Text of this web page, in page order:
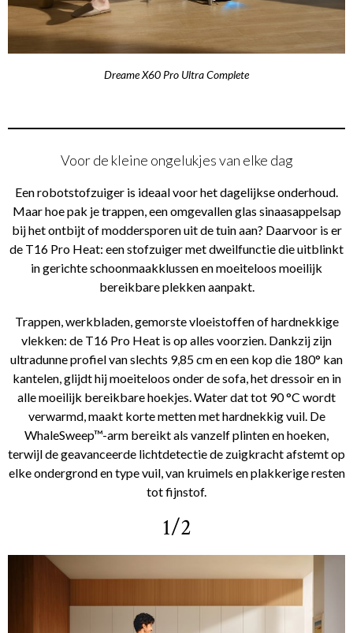
Dreame X60 Pro Ultra Complete
Voor de kleine ongelukjes van elke dag
Een robotstofzuiger is ideaal voor het dagelijkse onderhoud.
Maar hoe pak je trappen, een omgevallen glas sinaasappelsap
bij het ontbijt of moddersporen uit de tuin aan? Daarvoor is er
de T16 Pro Heat: een stofzuiger met dweilfunctie die uitblinkt
in gerichte schoonmaakklussen en moeiteloos moeilijk
bereikbare plekken aanpakt.
Trappen, werkbladen, gemorste vloeistoffen of hardnekkige
vlekken: de T16 Pro Heat is op alles voorzien. Dankzij zijn
ultradunne profiel van slechts 9,85 cm en een kop die 180° kan
kantelen, glijdt hij moeiteloos onder de sofa, het dressoir en in
alle moeilijk bereikbare hoekjes. Water dat tot 90 °C wordt
verwarmd, maakt korte metten met hardnekkig vuil. De
WhaleSweep™-arm bereikt als vanzelf plinten en hoeken,
terwijl de geavanceerde lichtdetectie de zuigkracht afstemt op
elke ondergrond en type vuil, van kruimels en plakkerige resten
tot fijnstof.
1/2